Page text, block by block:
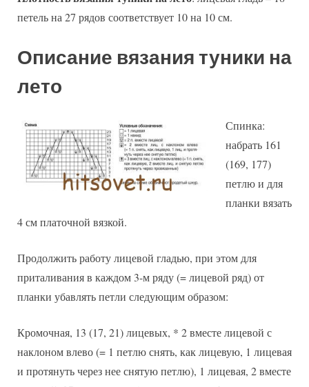
петель на 27 рядов соответствует 10 на 10 см.
Описание вязания туники на
лето
Спинка:
набрать 161
(169, 177)
петлю и для
планки вязать
4 см платочной вязкой.
Продолжить работу лицевой гладью, при этом для
приталивания в каждом 3-м ряду (= лицевой ряд) от
планки убавлять петли следующим образом:
Кромочная, 13 (17, 21) лицевых, * 2 вместе лицевой с
наклоном влево (= 1 петлю снять, как лицевую, 1 лицевая
и протянуть через нее снятую петлю), 1 лицевая, 2 вместе